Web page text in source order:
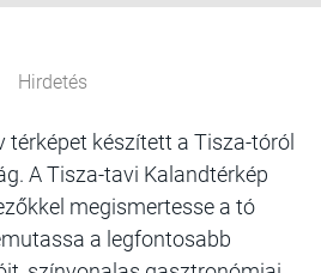
Hirdetés
készített a Tisza-tóról
A Tisza-tavi Kalandtérkép
megismertesse a tó
a legfontosabb